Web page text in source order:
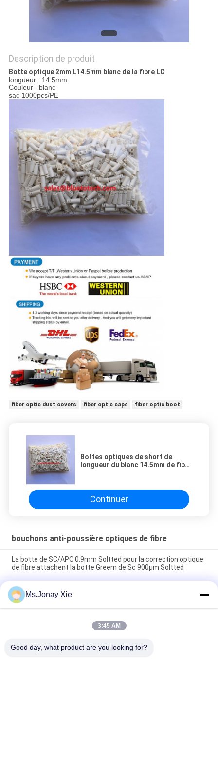
Description de produit
Botte optique 2mm L14.5mm blanc de la fibre LC
longueur : 14.5mm
Couleur : blanc
sac 1000pcs/PE
fiber optic dust covers fiber optic caps fiber optic boot
Bottes optiques de short de
longueur du blanc 14.5mm de fibre
Continuer
bouchons anti-poussière optiques de fibre
La botte de SC/APC 0.9mm Soltted pour la correction optique
de fibre attachent la botte Greem de Sc 900µm Soltted
Le Sc optique de fibre a rainé des bottes de Sc 0.9mm Soltted
de bleu de la botte 900µm pour la corde de correction optique
de fibre
Botte flexible optique de la fibre LC botte 2mm de 90 degrés
3mm pour le pullover optique optique de corde de correction
Ms.Jonay Xie
3:45 AM
Good day, what product are you looking for?